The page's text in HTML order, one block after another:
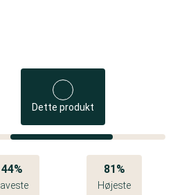
Dette produkt
44%
Laveste
81%
Højeste